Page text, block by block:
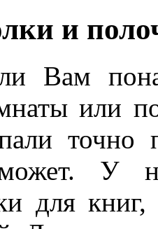
и
Вам
или
У
для